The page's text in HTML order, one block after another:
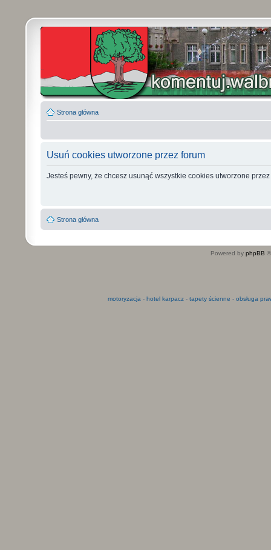
Strona główna
Usuń cookies utworzone przez forum
Jesteś pewny, że chcesz usunąć wszystkie cookies utworzone
Strona główna
Powered by phpBB
motoryzacja - hotel karpacz- tapety ścienne - obsługa